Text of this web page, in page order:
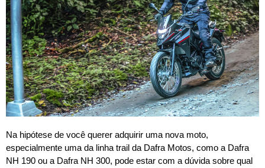
Na hipótese de você querer adquirir uma nova moto,
especialmente uma da linha trail da Dafra Motos, como a Dafra
NH 190 ou a Dafra NH 300, pode estar com a dúvida sobre qual